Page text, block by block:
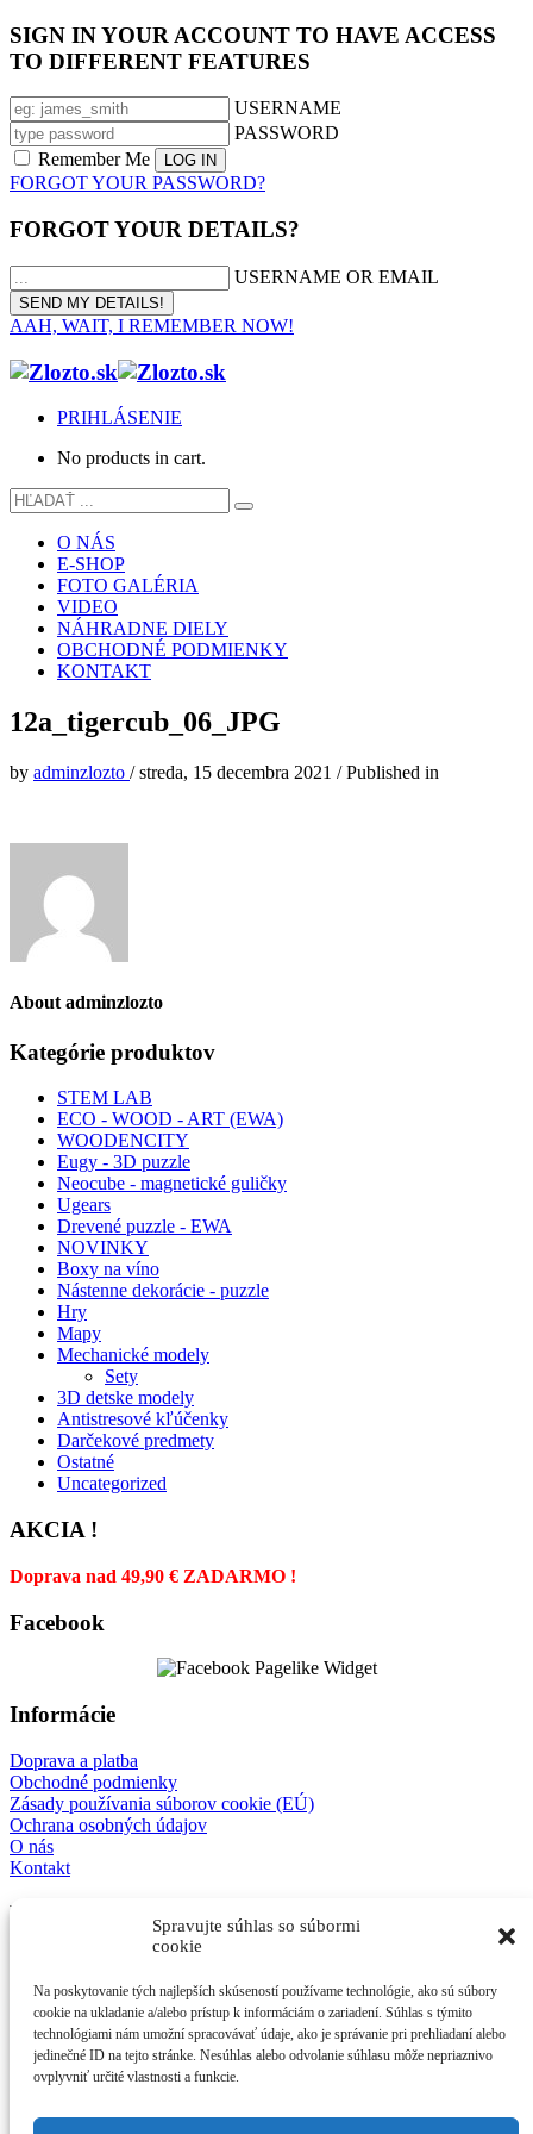
Spravujte súhlas so súbormi
cookie
Na poskytovanie tých najlepších skúseností používame technológie, ako sú súbory
cookie na ukladanie a/alebo prístup k informáciám o zariadení. Súhlas s týmito
technológiami nám umožní spracovávať údaje, ako je správanie pri prehliadaní alebo
jedinečné ID na tejto stránke. Nesúhlas alebo odvolanie súhlasu môže nepriaznivo
ovplyvniť určité vlastnosti a funkcie.
SIGN IN YOUR ACCOUNT TO HAVE ACCESS
TO DIFFERENT FEATURES
USERNAME
PASSWORD
Remember Me
FORGOT YOUR PASSWORD?
FORGOT YOUR DETAILS?
USERNAME OR EMAIL
AAH, WAIT, I REMEMBER NOW!
PRIHLÁSENIE
No products in cart.
O NÁS
E-SHOP
FOTO GALÉRIA
VIDEO
NÁHRADNE DIELY
OBCHODNÉ PODMIENKY
KONTAKT
12a_tigercub_06_JPG
by adminzlozto /streda, 15 decembra 2021 /Published in
About adminzlozto
Kategórie produktov
STEM LAB
ECO - WOOD - ART (EWA)
WOODENCITY
Eugy - 3D puzzle
Neocube - magnetické guličky
Ugears
Drevené puzzle - EWA
NOVINKY
Boxy na víno
Nástenne dekorácie - puzzle
Hry
Mapy
Mechanické modely
Sety
3D detske modely
Antistresové kľúčenky
Darčekové predmety
Ostatné
Uncategorized
AKCIA !
Doprava nad 49,90 € ZADARMO !
Facebook
Informácie
Doprava a platba
Obchodné podmienky
Zásady používania súborov cookie (EÚ)
Ochrana osobných údajov
O nás
Kontakt
E-shop
3D detske modely
Antistresové kľúčenky
Ostatné
Kontakt
afes s.r.o.